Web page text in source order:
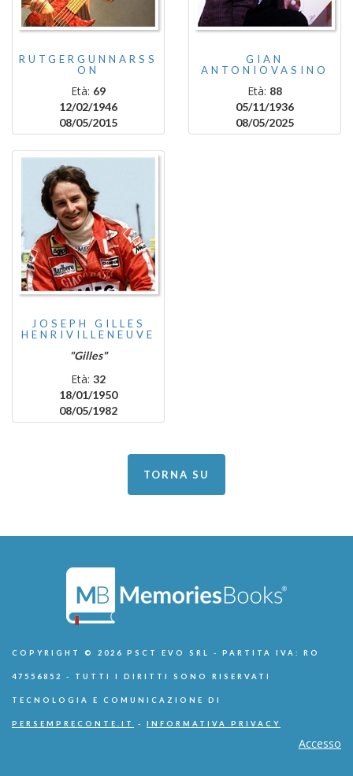
RUTGERGUNNARSS
ON
Età: 69
12/02/1946
08/05/2015
GIAN
ANTONIOVASINO
Età: 88
05/11/1936
08/05/2025
JOSEPH GILLES
HENRIVILLENEUVE
"Gilles"
Età: 32
18/01/1950
08/05/1982
TORNA SU
COPYRIGHT © 2026 PSCT EVO SRL - PARTITA IVA: RO
47556852 - TUTTI I DIRITTI SONO RISERVATI
TECNOLOGIA E COMUNICAZIONE DI
PERSEMPRECONTE.IT - INFORMATIVA PRIVACY
Accesso